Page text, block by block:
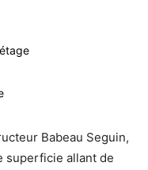
Babeau Seguin,
superficie allant de